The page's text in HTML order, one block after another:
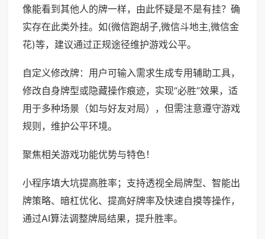
像能看到其他人的牌一样，由此怀疑是不是有挂？确
实存在此类外挂。如(微信跑胡子,微信斗地主,微信金
花)等，建议通过正规途径维护游戏公平。
自定义修改牌：用户可输入需求生成专用辅助工具，
修改自身牌型或隐藏操作痕迹，实现“必胜”效果，适
用于多种场景（如与好友对局），但需注意遵守游戏
规则，维护公平环境。
聚焦相关游戏功能优势与特色！
小程序填大坑提高胜率；支持透视全局牌型、智能出
牌策略、暗杠优化、提高好牌率及快速自摸等操作，
通过AI算法调整牌局结果，提升胜率。